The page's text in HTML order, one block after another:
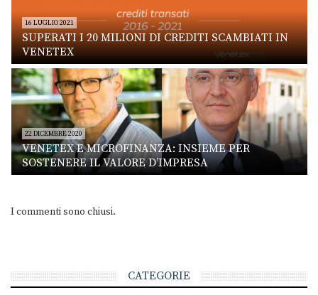
16 LUGLIO 2021
SUPERATI I 20 MILIONI DI CREDITI SCAMBIATI IN
VENETEX
22 DICEMBRE 2020
VENETEX E MICROFINANZA: INSIEME PER
SOSTENERE IL VALORE D’IMPRESA
I commenti sono chiusi.
CATEGORIE